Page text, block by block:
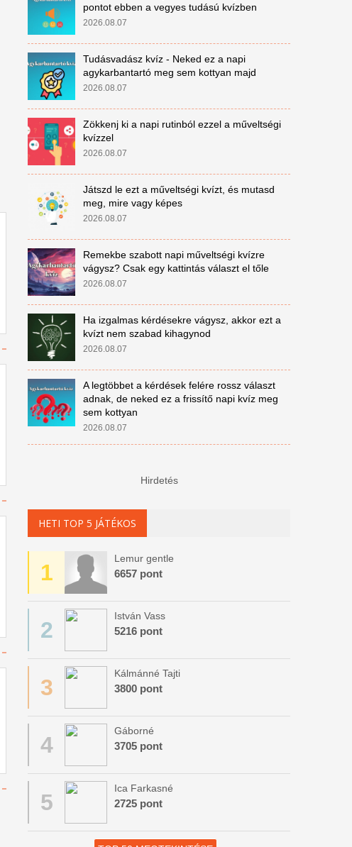
pontot ebben a vegyes tudású kvízben
2026.08.07
Tudásvadász kvíz - Neked ez a napi
agykarbantartó meg sem kottyan majd
2026.08.07
Zökkenj ki a napi rutinból ezzel a műveltségi
kvízzel
2026.08.07
Játszd le ezt a műveltségi kvízt, és mutasd
meg, mire vagy képes
2026.08.07
Remekbe szabott napi műveltségi kvízre
vágysz? Csak egy kattintás választ el tőle
2026.08.07
Ha izgalmas kérdésekre vágysz, akkor ezt a
kvízt nem szabad kihagynod
2026.08.07
A legtöbbet a kérdések felére rossz választ
adnak, de neked ez a frissítő napi kvíz meg
sem kottyan
2026.08.07
Hirdetés
HETI TOP 5 JÁTÉKOS
1
Lemur gentle
6657 pont
2
István Vass
5216 pont
3
Kálmánné Tajti
3800 pont
4
Gáborné
3705 pont
5
Ica Farkasné
2725 pont